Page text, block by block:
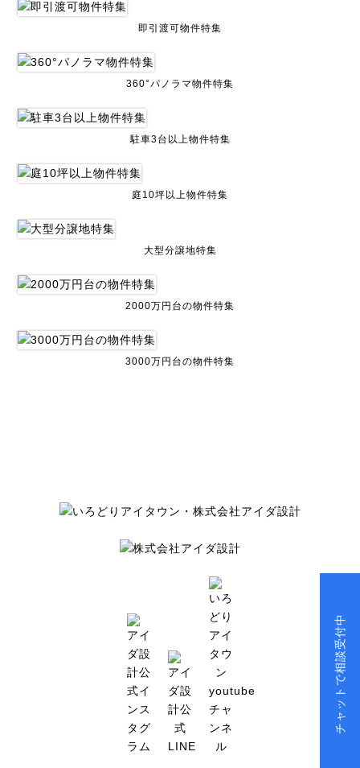
即引渡可物件特集
360°パノラマ物件特集
駐車3台以上物件特集
庭10坪以上物件特集
大型分譲地特集
2000万円台の物件特集
3000万円台の物件特集
チャットで相談受付中